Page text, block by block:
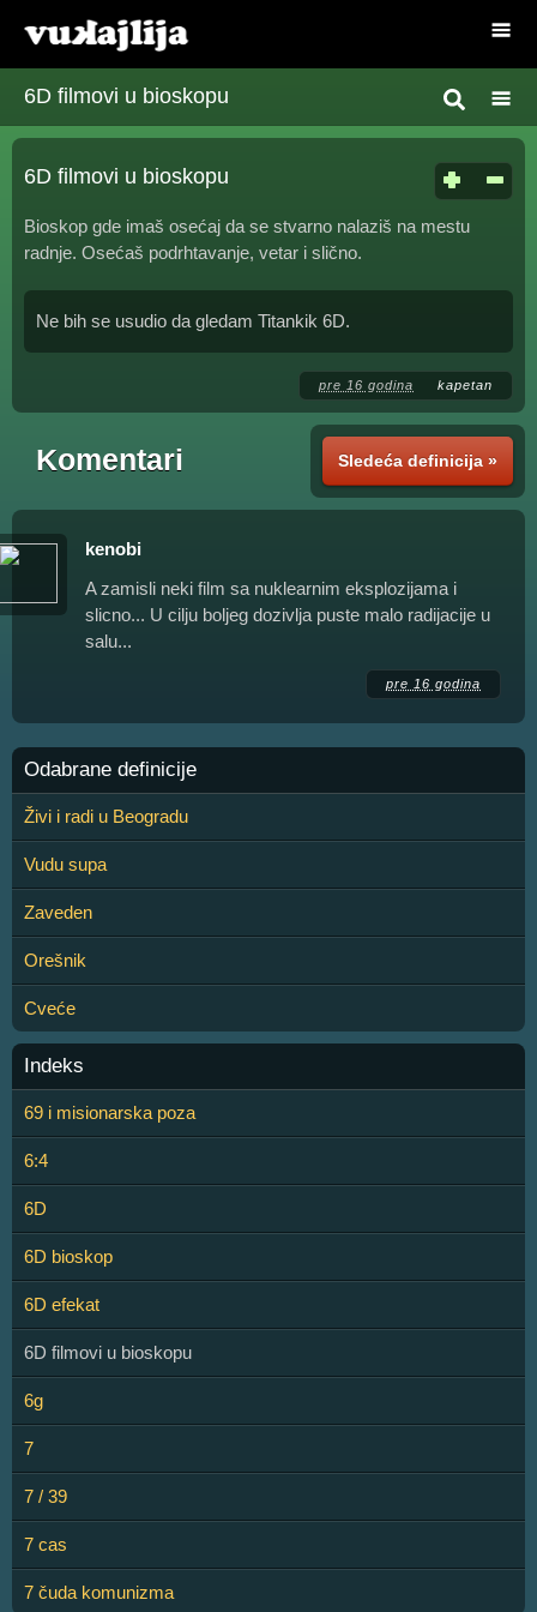
6D filmovi u bioskopu
6D filmovi u bioskopu
Bioskop gde imaš osećaj da se stvarno nalaziš na mestu
radnje. Osećaš podrhtavanje, vetar i slično.
Ne bih se usudio da gledam Titankik 6D.
pre 16 godina kapetan
Sledeća definicija »
Komentari
kenobi
A zamisli neki film sa nuklearnim eksplozijama i
slicno... U cilju boljeg dozivlja puste malo radijacije u
salu...
pre 16 godina
Odabrane definicije
Živi i radi u Beogradu
Vudu supa
Zaveden
Orešnik
Cveće
Indeks
69 i misionarska poza
6:4
6D
6D bioskop
6D efekat
6D filmovi u bioskopu
6g
7
7 / 39
7 cas
7 čuda komunizma